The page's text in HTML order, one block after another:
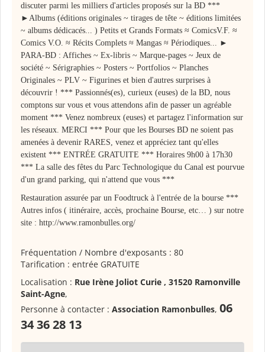
discuter parmi les milliers d'articles proposés sur la BD ***
►Albums (éditions originales ~ tirages de tête ~ éditions limitées
~ albums dédicacés... ) Petits et Grands Formats ≈ ComicsV.F. ≈
Comics V.O. ≈ Récits Complets ≈ Mangas ≈ Périodiques... ►
PARA-BD : Affiches ~ Ex-libris ~ Marque-pages ~ Jeux de
société ~ Sérigraphies ~ Posters ~ Portfolios ~ Planches
Originales ~ PLV ~ Figurines et bien d'autres surprises à
découvrir ! *** Passionnés(es), curieux (euses) de la BD, nous
comptons sur vous et vous attendons afin de passer un agréable
moment *** Venez nombreux (euses) et partagez l'information sur
les réseaux. MERCI *** Pour que les Bourses BD ne soient pas
amenées à devenir RARES, venez et appréciez tant qu'elles
existent *** ENTRÉE GRATUITE *** Horaires 9h00 à 17h30
*** La salle des fêtes du Parc Technologique du Canal est pourvue
d'un grand parking, qui n'attend que vous ***
Restauration assurée par un Foodtruck à l'entrée de la bourse ***
Autres infos ( itinéraire, accès, prochaine Bourse, etc… ) sur notre
site : http://www.ramonbulles.org/
Fréquentation / Nombre d'exposants : 80
Tarification : entrée GRATUITE
Localisation : Rue Irène Joliot Curie , 31520 Ramonville
Saint-Agne,
Personne à contacter : Association Ramonbulles, 06
34 36 28 13